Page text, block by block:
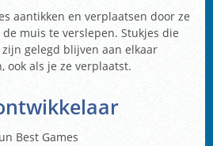
aantikken en verplaatsen door ze
muis te verslepen. Stukjes die
gelegd blijven aan elkaar
ook als je ze verplaatst.
Best Games